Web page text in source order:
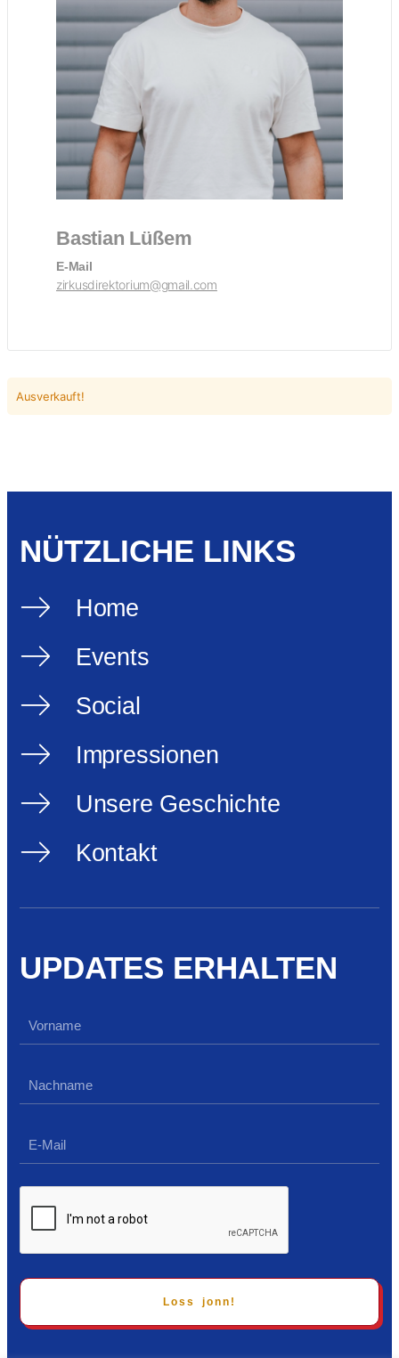
Bastian Lüßem
E-Mail
zirkusdirektorium@gmail.com
Ausverkauft!
NÜTZLICHE LINKS
Home
Events
Social
Impressionen
Unsere Geschichte
Kontakt
UPDATES ERHALTEN
Loss jonn!